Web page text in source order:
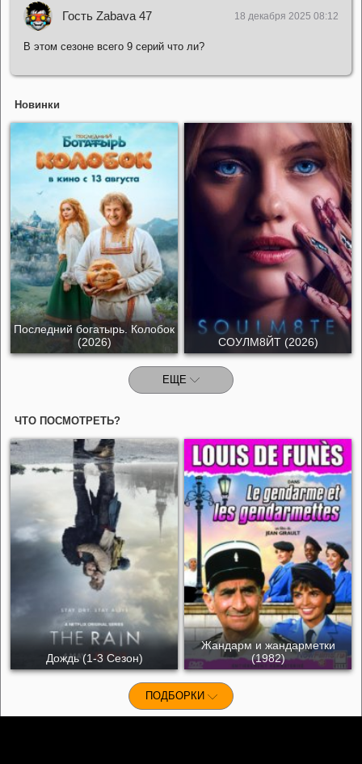
Гость Zabava 47 18 декабря 2025 08:12
В этом сезоне всего 9 серий что ли?
Новинки
Последний богатырь. Колобок
(2026)
СОУЛМ8ЙТ (2026)
ЕЩЕ
ЧТО ПОСМОТРЕТЬ?
Дождь (1-3 Сезон)
Жандарм и жандарметки
(1982)
ПОДБОРКИ